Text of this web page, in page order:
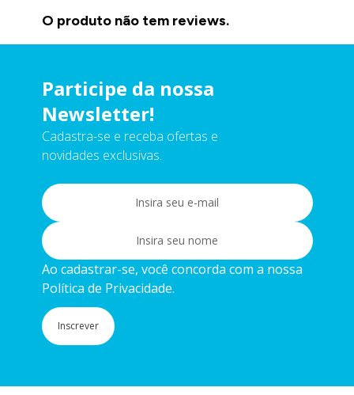
O produto não tem reviews.
Participe da nossa
Newsletter!
Cadastra-se e receba ofertas e
novidades exclusivas.
Ao cadastrar-se, você concorda com a nossa
Política de Privacidade.
Inscrever